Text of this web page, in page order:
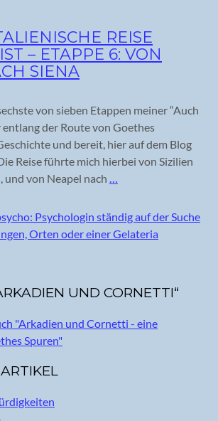
REISE
– ETAPPE 6: VON
SIENA
von sieben Etappen meiner “Auch
entlang der Route von Goethes
und bereit, hier auf dem Blog
Reise führte mich hierbei von Sizilien
und von Neapel nach
UND CORNETTI“